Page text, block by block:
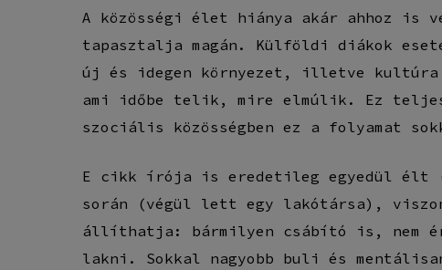
A közösségi élet hiánya akár ahhoz is
tapasztalja magán. Külföldi diákok
új és idegen környezet, illetve
ami időbe telik, mire elmúlik. Ez
szociális közösségben ez a folyamat
E cikk írója is eredetileg egyedül élt
során (végül lett egy lakótársa),
állíthatja: bármilyen csábító is, nem
lakni. Sokkal nagyobb buli és